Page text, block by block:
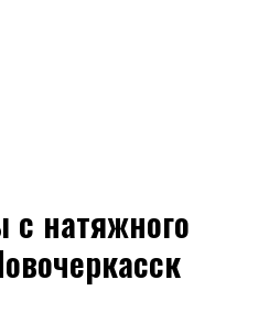
натяжного